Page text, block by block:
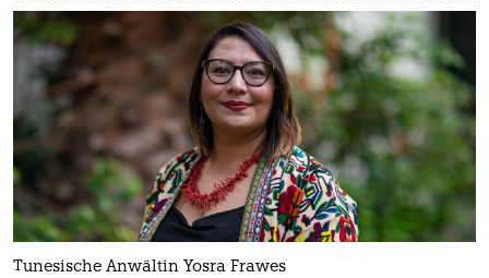
Tunesische Anwältin Yosra Frawes